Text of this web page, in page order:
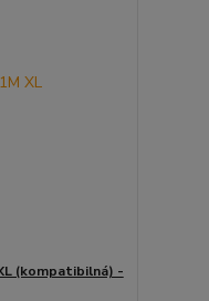
(kompatibilná) -